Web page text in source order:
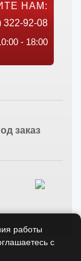
НАМ:
322-92-08
- 18:00
заказ
работы
с